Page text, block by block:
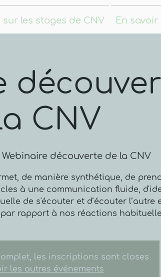
sur les stages de CNV En savoir
CNV
Webinaire découverte de la CNV
de manière synthétique, de
à une communication fluide,
de s'écouter et d’écouter l’autre
rapport à nos réactions
les inscriptions sont closes
les autres événements